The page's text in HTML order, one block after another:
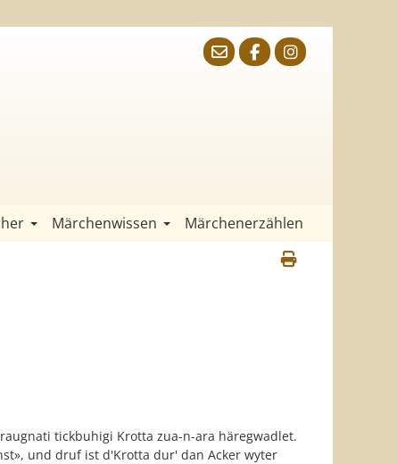
Märchenwissen Märchenerzählen
tickbuhigi Krotta zua-n-ara häregwadlet.
und druf ist d'Krotta dur' dan Acker wyter